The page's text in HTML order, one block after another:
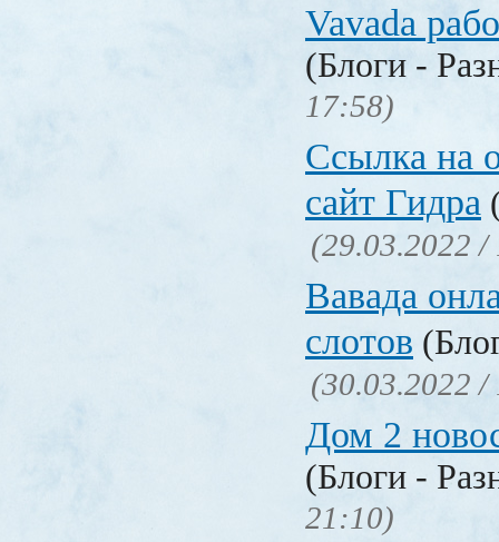
Vavada
(Блоги -
17:58)
Ссылка на
сайт Гидра
(29.03.2022 /
Вавада
слотов
(30.03.2022 /
Дом 2
(Блоги -
21:10)